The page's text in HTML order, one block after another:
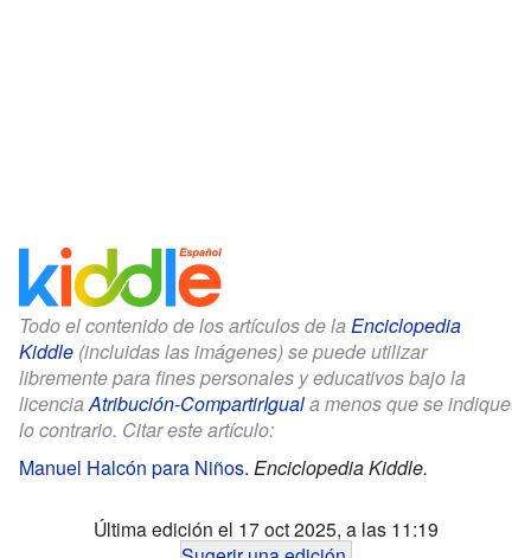
Todo el contenido de los artículos de la Enciclopedia
Kiddle (incluidas las imágenes) se puede utilizar
libremente para fines personales y educativos bajo la
licenciaAtribución-CompartirIguala menos que se indique
lo contrario. Citar este artículo:
Manuel Halcón para Niños. Enciclopedia Kiddle.
Última edición el 17 oct 2025, a las 11:19